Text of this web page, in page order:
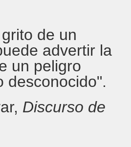
de un
advertir la
un peligro
desconocido".
Discurso de